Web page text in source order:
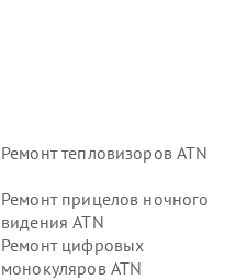
Ремонт тепловизоров ATN
Ремонт прицелов ночного
видения ATN
Ремонт цифровых
монокуляров ATN